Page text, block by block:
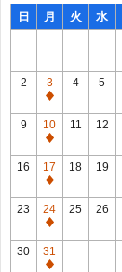
日 月 火 水
2
3
通
常
休
館
日
4 5
9
10
通
常
休
館
日
11 12
16
17
通
常
休
館
日
18 19
23
24
通
常
休
25 26
30
31
通